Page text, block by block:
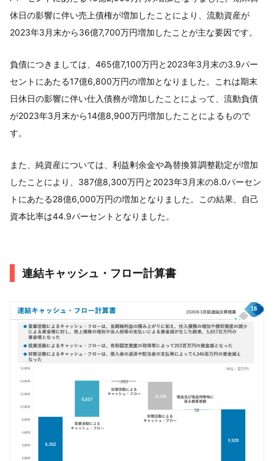
休日の影響に伴い売上債権が増加したことにより、流動資産が
2023年3月末から36億7,700万円増加したことが主な要因です。
負債につきましては、465億7,100万円と2023年3月末の3.9パー
セントにあたる17億6,800万円の増加となりました。これは期末
日休日の影響に伴い仕入債務が増加したことによって、流動負債
が2023年3月末から14億8,900万円増加したことによるもので
す。
また、純資産については、利益剰余金や為替換算調整勘定が増加
したことにより、387億8,300万円と2023年3月末の8.0パーセン
トにあたる28億6,000万円の増加となりました。この結果、自己
資本比率は44.9パーセントとなりました。
連結キャッシュ・フロー計算書